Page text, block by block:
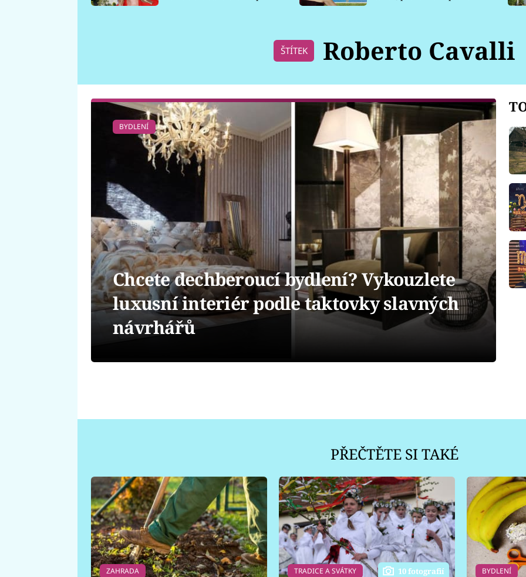
ŠTÍTEK Roberto Cavalli
BYDLENÍ
Chcete dechberoucí bydlení? Vykouzlete
luxusní interiér podle taktovky slavných
návrhářů
PŘEČTĚTE SI TAKÉ
ZAHRADA TRADICE A SVÁTKY 10 fotografií BYDLENÍ